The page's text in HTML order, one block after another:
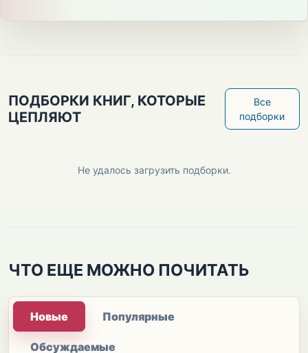
ПОДБОРКИ КНИГ, КОТОРЫЕ
ЦЕПЛЯЮТ
Все
подборки
Не удалось загрузить подборки.
ЧТО ЕЩЕ МОЖНО ПОЧИТАТЬ
Новые Популярные
Обсуждаемые